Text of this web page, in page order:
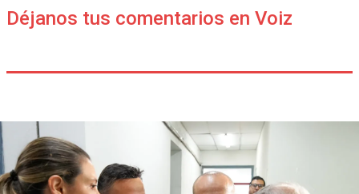
Déjanos tus comentarios en Voiz